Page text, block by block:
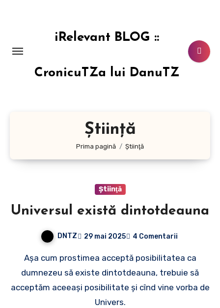
iRelevant BLOG ::
CronicuTZa lui DanuTZ
Ştiinţă
Prima pagină Ştiinţă
Ştiinţă
Universul există dintotdeauna
DNTZ 29 mai 2025 4 Comentarii
Așa cum prostimea acceptă posibilitatea ca
dumnezeu să existe dintotdeauna, trebuie să
acceptăm aceeași posibilitate și cînd vine vorba de
Univers.